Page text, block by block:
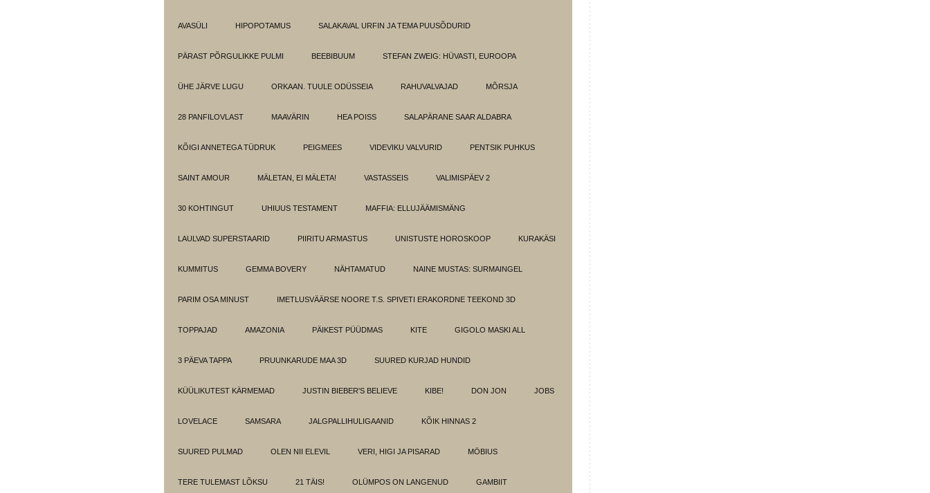
AVASÜLI HIPOPOTAMUS SALAKAVAL URFIN JA TEMA PUUSÕDURID
PÄRAST PÕRGULIKKE PULMI BEEBIBUUM STEFAN ZWEIG: HÜVASTI, EUROOPA
ÜHE JÄRVE LUGU ORKAAN. TUULE ODÜSSEIA RAHUVALVAJAD MÕRSJA
28 PANFILOVLAST MAAVÄRIN HEA POISS SALAPÄRANE SAAR ALDABRA
KÕIGI ANNETEGA TÜDRUK PEIGMEES VIDEVIKU VALVURID PENTSIK PUHKUS
SAINT AMOUR MÄLETAN, EI MÄLETA! VASTASSEIS VALIMISPÄEV 2
30 KOHTINGUT UHIUUS TESTAMENT MAFFIA: ELLUJÄÄMISMÄNG
LAULVAD SUPERSTAARID PIIRITU ARMASTUS UNISTUSTE HOROSKOOP KURAKÄSI
KUMMITUS GEMMA BOVERY NÄHTAMATUD NAINE MUSTAS: SURMAINGEL
PARIM OSA MINUST IMETLUSVÄÄRSE NOORE T.S. SPIVETI ERAKORDNE TEEKOND 3D
TOPPAJAD AMAZONIA PÄIKEST PÜÜDMAS KITE GIGOLO MASKI ALL
3 PÄEVA TAPPA PRUUNKARUDE MAA 3D SUURED KURJAD HUNDID
KÜÜLIKUTEST KÄRMEMAD JUSTIN BIEBER'S BELIEVE KIBE! DON JON JOBS
LOVELACE SAMSARA JALGPALLIHULIGAANID KÕIK HINNAS 2
SUURED PULMAD OLEN NII ELEVIL VERI, HIGI JA PISARAD MÖBIUS
TERE TULEMAST LÕKSU 21 TÄIS! OLÜMPOS ON LANGENUD GAMBIIT